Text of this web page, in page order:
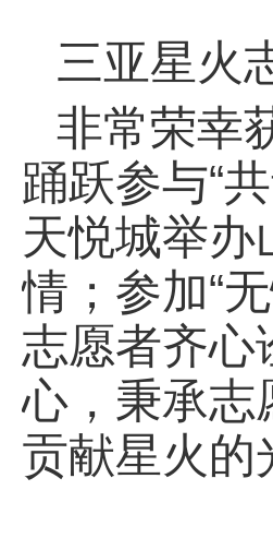
三亚星火
非常荣幸
踊跃参与“
天悦城举办
情；参加“
志愿者齐心
心，秉承志
贡献星火的